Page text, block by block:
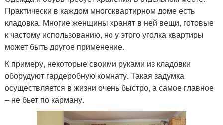
Практически в каждом многоквартирном доме есть
кладовка. Многие женщины хранят в ней вещи, готовые
к частому использованию, но у этого уголка квартиры
может быть другое применение.
К примеру, некоторые своими руками из кладовки
оборудуют гардеробную комнату. Такая задумка
осуществляется в жизни очень быстро, а самое главное
– не бьет по карману.